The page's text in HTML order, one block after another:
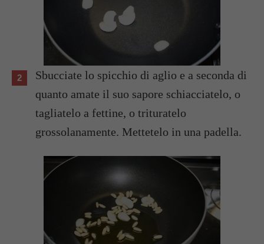
Sbucciate lo spicchio di aglio e a seconda di
quanto amate il suo sapore schiacciatelo, o
tagliatelo a fettine, o trituratelo
grossolanamente. Mettetelo in una padella.